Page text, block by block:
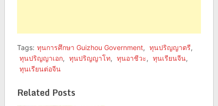
Tags: ทุนการศึกษา Guizhou Government, ทุนปริญญาตรี,
ทุนปริญญาเอก, ทุนปริญญาโท, ทุนอาชีวะ, ทุนเรียนจีน,
ทุนเรียนต่อจีน
Related Posts